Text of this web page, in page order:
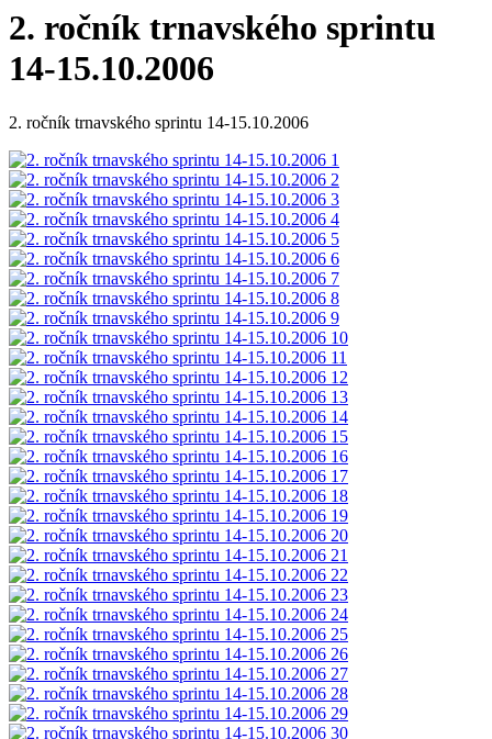
2. ročník trnavského sprintu
14-15.10.2006
2. ročník trnavského sprintu 14-15.10.2006